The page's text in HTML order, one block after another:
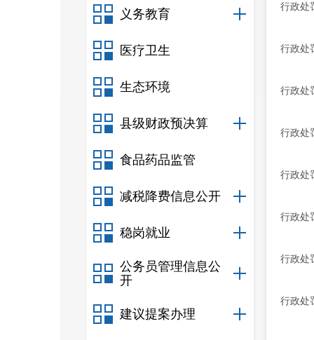
义务教育
医疗卫生
生态环境
县级财政预决算
食品药品监管
减税降费信息公开
稳岗就业
公务员管理信息公
开
建议提案办理
行政处
行政处
行政处
行政处
行政处
行政处
行政处
行政处